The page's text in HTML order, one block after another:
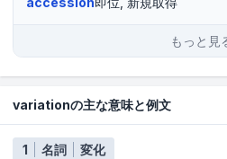
もっと見
variationの主な意味と例文
1 名詞 変化